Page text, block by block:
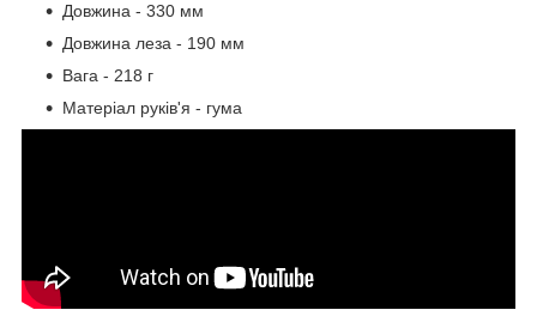
Довжина - 330 мм
Довжина леза - 190 мм
Вага - 218 г
Матеріал руків'я - гума